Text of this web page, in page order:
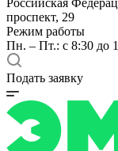
Российская
проспект, 29
Режим работы
Пн. – Пт.: с 8:30 до
Подать заявку